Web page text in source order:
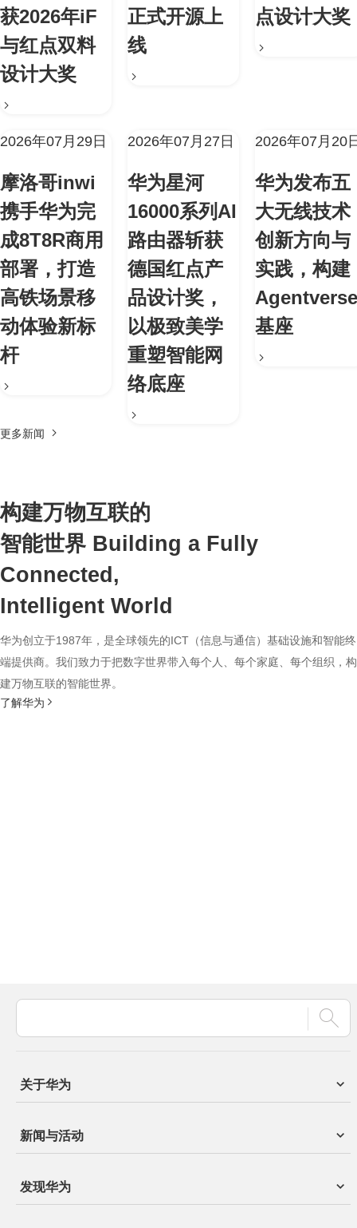
获2026年iF
与红点双料
设计大奖
正式开源上
线
点设计大奖
2026年07月29日
摩洛哥inwi
携手华为完
成8T8R商用
部署，打造
高铁场景移
动体验新标
杆
2026年07月27日
华为星河
16000系列AI
路由器斩获
德国红点产
品设计奖，
以极致美学
重塑智能网
络底座
2026年07月20
华为发布五
大无线技术
创新方向与
实践，构建
Agentverse
基座
更多新闻
构建万物互联的
智能世界 Building a Fully
Connected,
Intelligent World
华为创立于1987年，是全球领先的ICT（信息与通信）基础设施和智能终
端提供商。我们致力于把数字世界带入每个人、每个家庭、每个组织，构
建万物互联的智能世界。
了解华为
关于华为
新闻与活动
发现华为